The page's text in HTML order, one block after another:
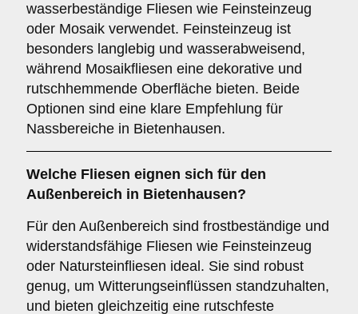
wasserbeständige Fliesen wie Feinsteinzeug
oder Mosaik verwendet. Feinsteinzeug ist
besonders langlebig und wasserabweisend,
während Mosaikfliesen eine dekorative und
rutschhemmende Oberfläche bieten. Beide
Optionen sind eine klare Empfehlung für
Nassbereiche in Bietenhausen.
Welche Fliesen eignen sich für den
Außenbereich in Bietenhausen?
Für den Außenbereich sind frostbeständige und
widerstandsfähige Fliesen wie Feinsteinzeug
oder Natursteinfliesen ideal. Sie sind robust
genug, um Witterungseinflüssen standzuhalten,
und bieten gleichzeitig eine rutschfeste